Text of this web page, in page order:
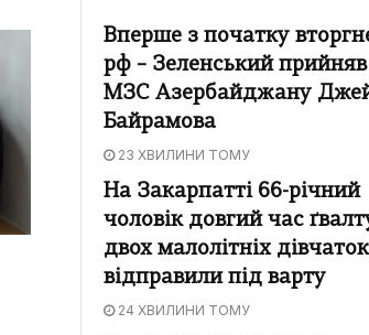
Вперше з початку
рф – Зеленський прийняв
МЗС Азербайджану
Байрамова
23 ХВИЛИНИ ТОМУ
На Закарпатті 66-річний
чоловік довгий час
двох малолітніх
відправили під варту
24 ХВИЛИНИ ТОМУ